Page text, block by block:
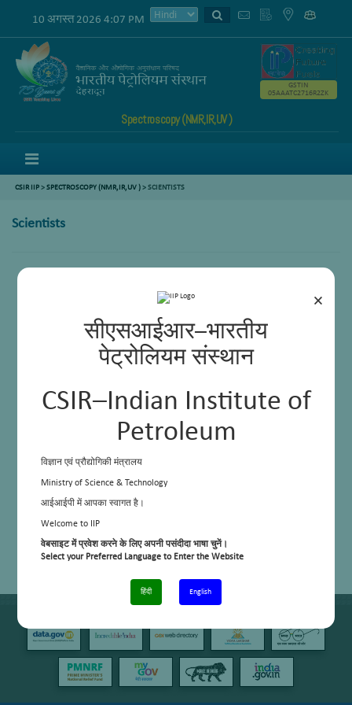
×
सीएसआईआर–भारतीय
पेट्रोलियम संस्थान
CSIR–Indian Institute of
Petroleum
विज्ञान एवं प्रौद्योगिकी मंत्रालय
Ministry of Science & Technology
आईआईपी में आपका स्वागत है।
Welcome to IIP
वेबसाइट में प्रवेश करने के लिए अपनी पसंदीदा भाषा चुनें।
Select your Preferred Language to Enter the Website
हिंदी English
10 अगस्त 2026 4:07 PM
Spectroscopy (NMR,IR,UV )
GSTIN
05AAATC2716R2ZK
CSIR IIP>SPECTROSCOPY (NMR,IR,UV )>SCIENTISTS
Scientists